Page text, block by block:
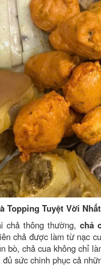
Topping Tuyệt Vời
chả thông thường,chả
chả được làm từ nạc
bò, chả cua không chỉ
sức chinh phục cả